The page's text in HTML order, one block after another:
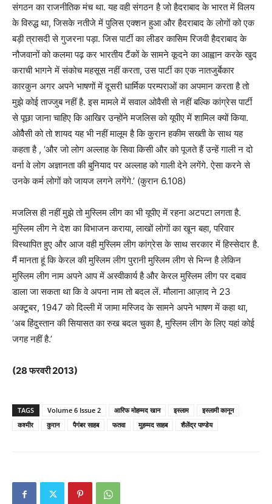
संगठन का राजनीतिक मंच था. यह वही संगठन है जो हैदराबाद के भारत में विलय
के विरुद्ध था, जिसके नतीजे में पुलिस एक्शन हुआ और हैदराबाद के लोगों को एक
बड़ी त्रासदी से गुजरना पड़ा. जिस पार्टी का लीडर कासिम रिजवी हैदराबाद के
नौजवानों को कलमा पढ़ कर भारतीय टैंकों के सामने कूदने का आह्वान करके खुद
कराची भागने में संकोच महसूस नहीं करता, उस पार्टी का एक नातजुर्बेकार
कारकुन अगर अपने भाषणों में दूसरी धार्मिक परम्पराओं का अपमान करता है तो
मुझे कोई ताज्जुब नहीं है. इस मामले में सवाल ओवैसी से नहीं बल्कि कांग्रेस पार्टी
से पूछा जाना चाहिए कि आखिर उन्होंने मजलिस को यूपीए में शामिल क्यों किया.
ओवैैसी को तो शायद यह भी नहीं मालूम है कि कुरान हकीम सख्ती के साथ यह
कहता है , ‘और जो लोग अल्लाह के सिवा किसी और को पूजते हैं उन्हें गाली न दो
वर्ना वे लोग अज्ञानता की बुनियाद पर अल्लाह को गाली देने लगेंगे. ऐसा करने से
उनके कर्म लोगों को जायज लगने लगेंगे.’ (कुरान 6.108)
मजलिस ही नहीं मुझे तो मुस्लिम लीग का भी यूपीए में रहना अटपटा लगता है.
मुस्लिम लीग ने देश का विभाजन कराया, लाखों लोगों का खून बहा, परिवार
विस्थापित हुए और आज वही मुस्लिम लीग कांग्रेस के साथ सरकार में हिस्सेदार है.
मैं मानता हूं कि केरल की मुस्लिम लीग पुरानी मुस्लिम लीग से भिन्न है लेकिन
मुस्लिम लीग नाम अपने आप में अस्वीकार्य है और केरल मुस्लिम लीग पर दबाव
डाला जा सकता था कि वे अपना नाम तो बदल लें. मौलाना आज़ाद ने 23
अक्टूबर, 1947 को दिल्ली में जामा मस्जिद के सामने अपने भाषण में कहा था,
‘अब हिंदुस्तान की सियासत का रुख बदल चुका है, मुस्लिम लीग के लिए यहां कोई
जगह नहीं है.’
(28 फरवरी 2013)
TAGS Volume 6 Issue 2 आरिफ मोहम्मद खान इस्लाम
इस्लामी कानून
कश्मीर
कुरान पैगंबर साहब फतवा मुहम्मद साहब शैलेंद्र पाण्डेय